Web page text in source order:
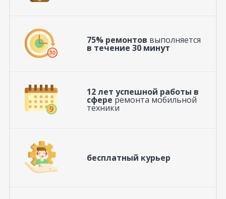
75% ремонтов выполняется
в течение 30 минут
12 лет успешной работы в
сфере ремонта мобильной
техники
бесплатный курьер